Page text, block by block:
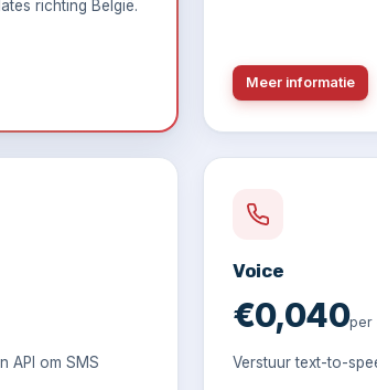
richting België.
Meer informatie
API om SMS
Voice
€0,040per
Verstuur text-to-